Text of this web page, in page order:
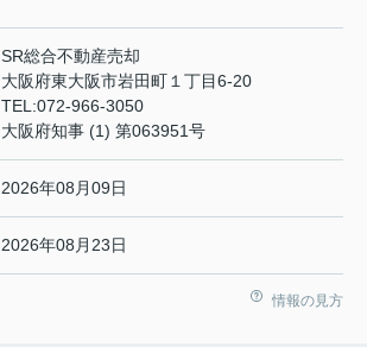
SR総合不動産売却
大阪府東大阪市岩田町１丁目6-20
TEL:072-966-3050
大阪府知事 (1) 第063951号
2026年08月09日
2026年08月23日
情報の見方